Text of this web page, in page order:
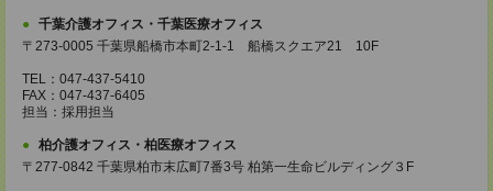
千葉介護オフィス・千葉医療オフィス
〒273-0005 千葉県船橋市本町2-1-1 船橋スクエア21 10F
TEL：047-437-5410
FAX：047-437-6405
担当：採用担当
柏介護オフィス・柏医療オフィス
〒277-0842 千葉県柏市末広町7番3号 柏第一生命ビルディング３F